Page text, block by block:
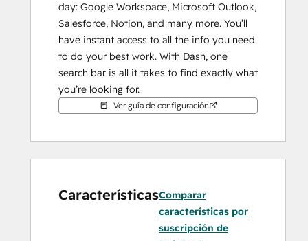
day: Google Workspace, Microsoft Outlook,
Salesforce, Notion, and many more. You’ll
have instant access to all the info you need
to do your best work. With Dash, one
search bar is all it takes to find exactly what
you’re looking for.
Tap into a better way of working with Dash.
Ver guía de configuración
CaracterísticasComparar
características por
suscripción de